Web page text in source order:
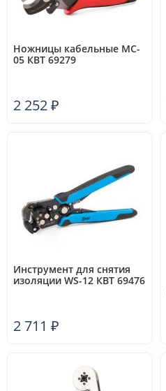
Ножницы кабельные MC-
05 КВТ 69279
2 252₽
Инструмент для снятия
изоляции WS-12 КВТ 69476
2 711 ₽